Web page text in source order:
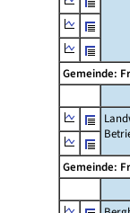
Gemeinde:
Gemeinde: